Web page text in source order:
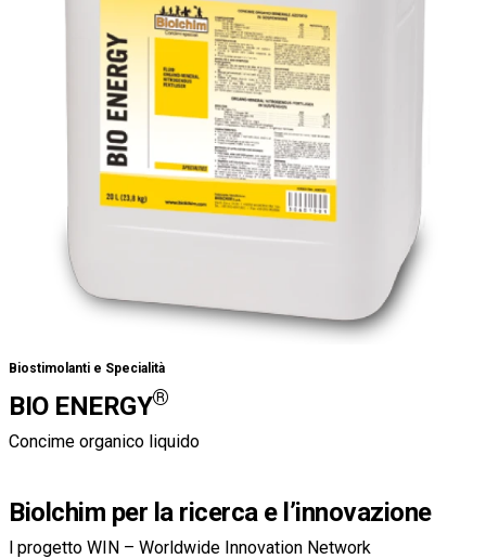
Biostimolanti e Specialità
BIO ENERGY®
Concime organico liquido
Biolchim per la ricerca e l’innovazione
l progetto WIN – Worldwide Innovation Network